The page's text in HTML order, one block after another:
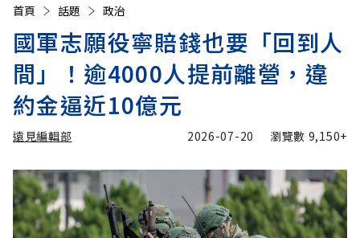
首頁 話題 政治
國軍志願役寧賠錢也要「回到人
間」！逾4000人提前離營，違
約金逼近10億元
遠見編輯部 2026-07-20 瀏覽數 9,150+